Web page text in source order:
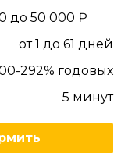
до 50 000
от 1 до 61 дней
292% годовых
5 минут